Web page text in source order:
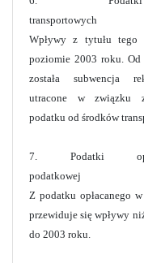
Wpływy z tytułu
poziomie 2003 roku.
została subwencja
utracone w związku
podatku od środków
7. Podatki
podatkowej
Z podatku opłacanego
przewiduje się wpływy
do 2003 roku.